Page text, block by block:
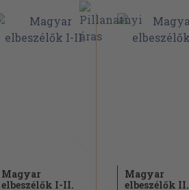
Magyar
elbeszélők I-II.
Magyar
elbeszélők II.